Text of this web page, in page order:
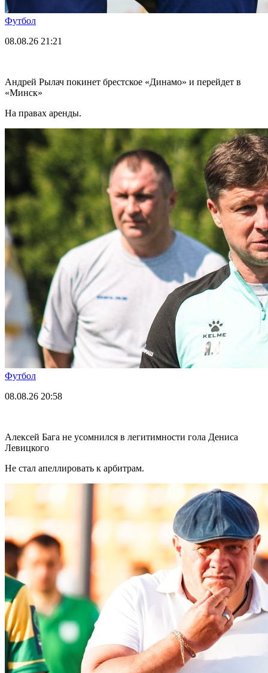
Футбол
08.08.26 21:21
Андрей Рылач покинет брестское «Динамо» и перейдет в
«Минск»
На правах аренды.
Футбол
08.08.26 20:58
Алексей Бага не усомнился в легитимности гола Дениса
Левицкого
Не стал апеллировать к арбитрам.